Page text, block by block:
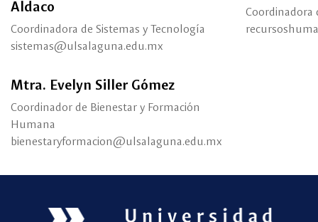
Aldaco
Coordinadora de Sistemas y Tecnología
sistemas@ulsalaguna.edu.mx
Coordinadora
Mtra. Evelyn Siller Gómez
Coordinador de Bienestar y Formación
Humana
bienestaryformacion@ulsalaguna.edu.mx